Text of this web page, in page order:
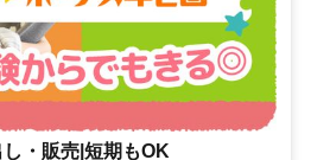
・販売|短期もOK